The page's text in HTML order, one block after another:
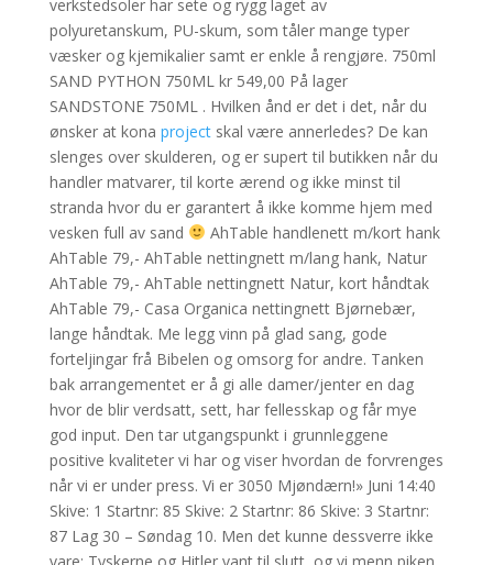
verkstedsoler har sete og rygg laget av
polyuretanskum, PU-skum, som tåler mange typer
væsker og kjemikalier samt er enkle å rengjøre. 750ml
SAND PYTHON 750ML kr 549,00 På lager
SANDSTONE 750ML . Hvilken ånd er det i det, når du
ønsker at kona projectskal være annerledes? De kan
slenges over skulderen, og er supert til butikken når du
handler matvarer, til korte ærend og ikke minst til
stranda hvor du er garantert å ikke komme hjem med
vesken full av sand
AhTable handlenett m/kort hank
AhTable 79,- AhTable nettingnett m/lang hank, Natur
AhTable 79,- AhTable nettingnett Natur, kort håndtak
AhTable 79,- Casa Organica nettingnett Bjørnebær,
lange håndtak. Me legg vinn på glad sang, gode
forteljingar frå Bibelen og omsorg for andre. Tanken
bak arrangementet er å gi alle damer/jenter en dag
hvor de blir verdsatt, sett, har fellesskap og får mye
god input. Den tar utgangspunkt i grunnleggene
positive kvaliteter vi har og viser hvordan de forvrenges
når vi er under press. Vi er 3050 Mjøndærn!» Juni 14:40
Skive: 1 Startnr: 85 Skive: 2 Startnr: 86 Skive: 3 Startnr:
87 Lag 30 – Søndag 10. Men det kunne dessverre ikke